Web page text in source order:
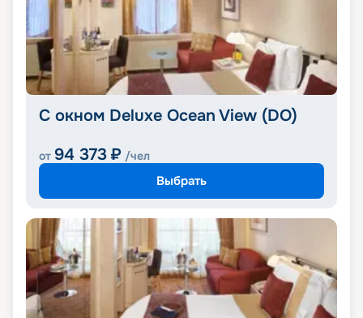
С окном Deluxe Ocean View (DO)
от 94 373 ₽ /чел
Выбрать